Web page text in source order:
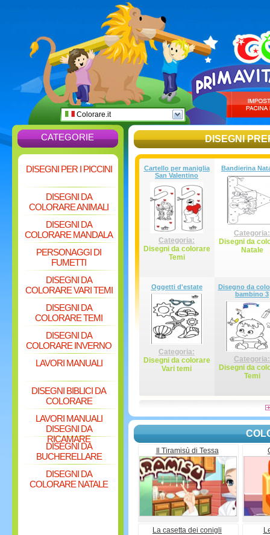
Colorare.it
CATEGORIE
DISEGNI PER I PICCINI
DISEGNI DA
COLORARE ANIMALI
DISEGNI DA
COLORARE MANDALA
PERSONAGGI DI
FUMETTI
DISEGNI DA
COLORARE VARI TEMI
DISEGNI DA
COLORARE TEMI
DISEGNI DA
COLORARE INVERNO
LAVORI MANUALI
DISEGNI BIBLICI DA
COLORARE
LAVORI MANUALI
DISEGNI DA
RICAMARE
DISEGNI DA
BUCHERELLARE
DISEGNI DA
COLORARE NATALE
DISEGNI
Cartello per maniglia
San Valentino
Categoria:
Disegni da colorare
Temi
Bandierina
Categoria:
Disegni da
Natale
Oggetti d'estate
Categoria:
Disegni da colorare
Vari temi
Disegno da
bambino 3
Categoria:
Disegni da
Temi
Il Tiramisù di Tessa
La casetta dei conigli